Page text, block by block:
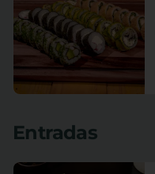
Entradas